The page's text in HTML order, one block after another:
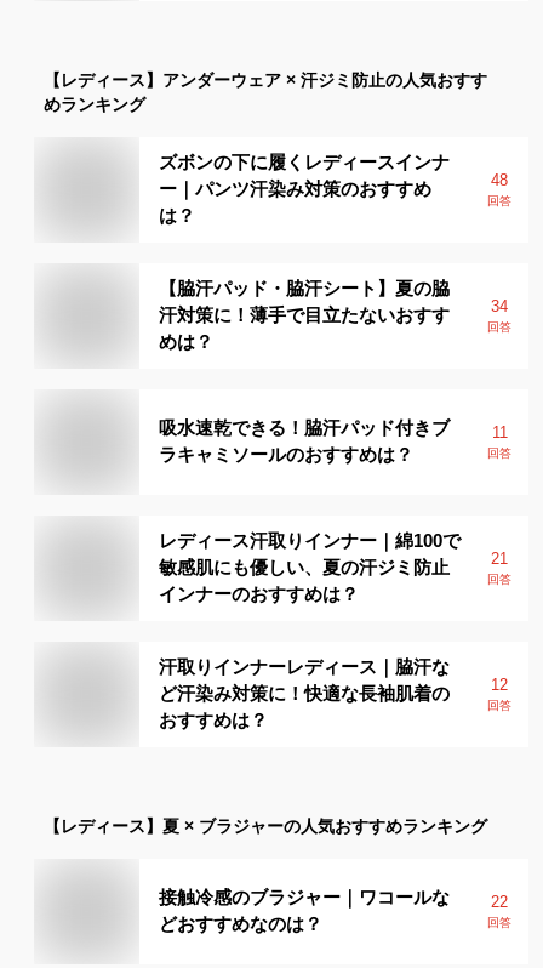
【レディース】 アンダーウェア × 汗ジミ防止の人気おすす
めランキング
ズボンの下に履くレディースインナ
ー｜パンツ汗染み対策のおすすめ
は？
48
回答
【脇汗パッド・脇汗シート】夏の脇
汗対策に！薄手で目立たないおすす
めは？
34
回答
吸水速乾できる！脇汗パッド付きブ
ラキャミソールのおすすめは？
11
回答
レディース汗取りインナー｜綿100で
敏感肌にも優しい、夏の汗ジミ防止
インナーのおすすめは？
21
回答
汗取りインナーレディース｜脇汗な
ど汗染み対策に！快適な長袖肌着の
おすすめは？
12
回答
【レディース】 夏 × ブラジャーの人気おすすめランキング
接触冷感のブラジャー｜ワコールな
どおすすめなのは？
22
回答